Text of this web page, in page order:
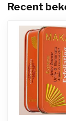
Recent